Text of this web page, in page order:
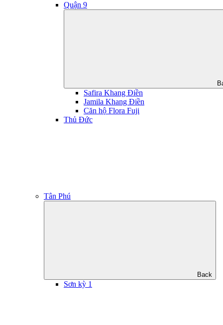
Quận 9
Safira Khang Điền
Jamila Khang Điền
Căn hộ Flora Fuji
Thủ Đức
Tân Phú
Back
Sơn kỳ 1